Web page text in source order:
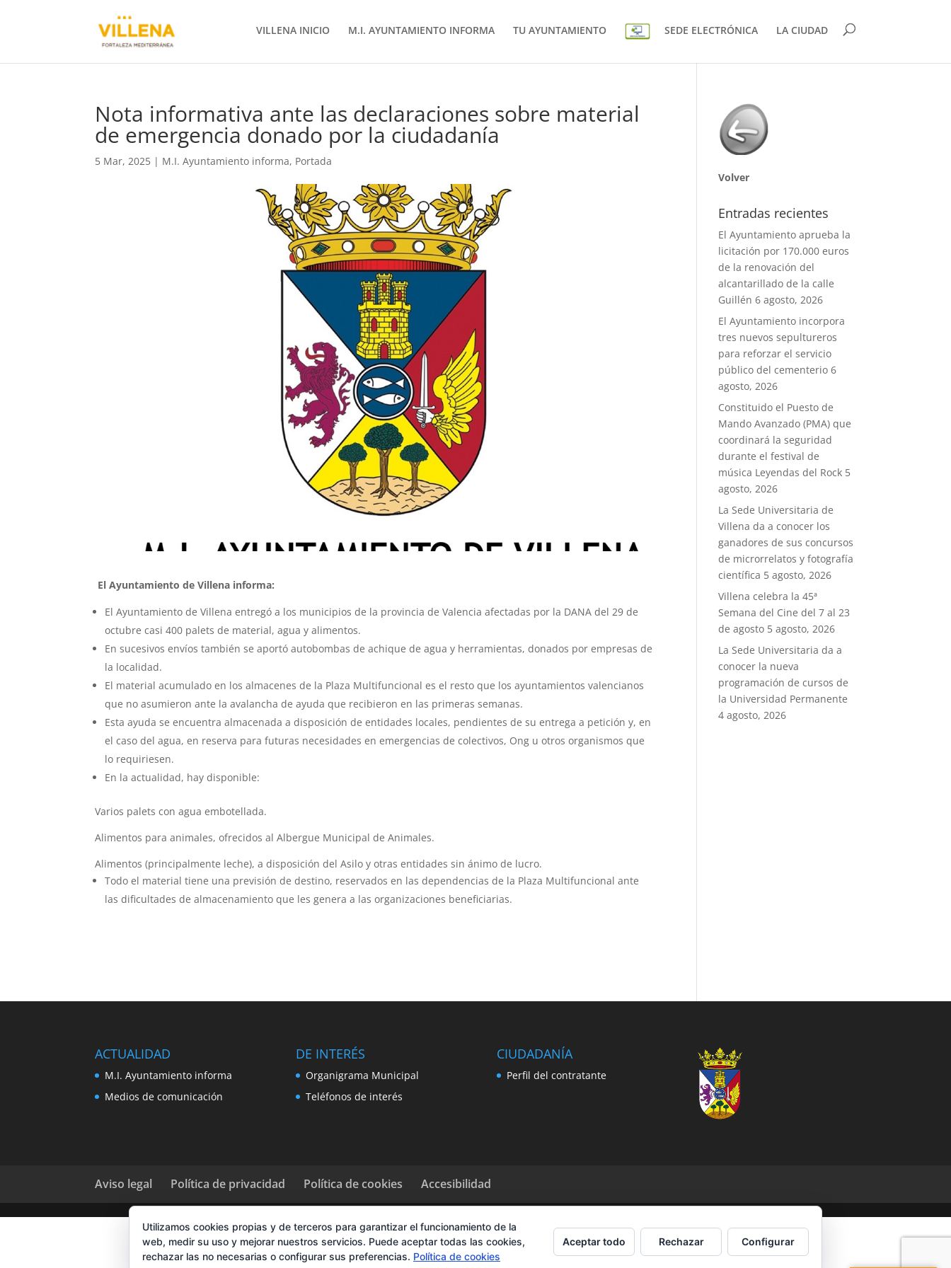
VILLENA INICIO M.I. AYUNTAMIENTO INFORMA TU AYUNTAMIENTO SEDE ELECTRÓNICA LA CIUDAD
Nota informativa ante las declaraciones sobre material
de emergencia donado por la ciudadanía
5 Mar, 2025 | M.I. Ayuntamiento informa, Portada
El Ayuntamiento de Villena informa:
El Ayuntamiento de Villena entregó a los municipios de la provincia de Valencia afectadas por la DANA del 29 de
octubre casi 400 palets de material, agua y alimentos.
En sucesivos envíos también se aportó autobombas de achique de agua y herramientas, donados por empresas de
la localidad.
El material acumulado en los almacenes de la Plaza Multifuncional es el resto que los ayuntamientos valencianos
que no asumieron ante la avalancha de ayuda que recibieron en las primeras semanas.
Esta ayuda se encuentra almacenada a disposición de entidades locales, pendientes de su entrega a petición y, en
el caso del agua, en reserva para futuras necesidades en emergencias de colectivos, Ong u otros organismos que
lo requiriesen.
En la actualidad, hay disponible:
Varios palets con agua embotellada.
Alimentos para animales, ofrecidos al Albergue Municipal de Animales.
Alimentos (principalmente leche), a disposición del Asilo y otras entidades sin ánimo de lucro.
Todo el material tiene una previsión de destino, reservados en las dependencias de la Plaza Multifuncional ante
las dificultades de almacenamiento que les genera a las organizaciones beneficiarias.
Volver
Entradas recientes
El Ayuntamiento aprueba la
licitación por 170.000 euros
de la renovación del
alcantarillado de la calle
Guillén 6 agosto, 2026
El Ayuntamiento incorpora
tres nuevos sepultureros
para reforzar el servicio
público del cementerio 6
agosto, 2026
Constituido el Puesto de
Mando Avanzado (PMA) que
coordinará la seguridad
durante el festival de
música Leyendas del Rock 5
agosto, 2026
La Sede Universitaria de
Villena da a conocer los
ganadores de sus concursos
de microrrelatos y fotografía
científica 5 agosto, 2026
Villena celebra la 45ª
Semana del Cine del 7 al 23
de agosto 5 agosto, 2026
La Sede Universitaria da a
conocer la nueva
programación de cursos de
la Universidad Permanente
4 agosto, 2026
ACTUALIDAD
M.I. Ayuntamiento informa
Medios de comunicación
DE INTERÉS
Organigrama Municipal
Teléfonos de interés
CIUDADANÍA
Perfil del contratante
Aviso legal Política de privacidad Política de cookies Accesibilidad
Utilizamos cookies propias y de terceros para garantizar el funcionamiento de la
web, medir su uso y mejorar nuestros servicios. Puede aceptar todas las cookies,
rechazar las no necesarias o configurar sus preferencias. Política de cookies
Aceptar todo Rechazar Configurar